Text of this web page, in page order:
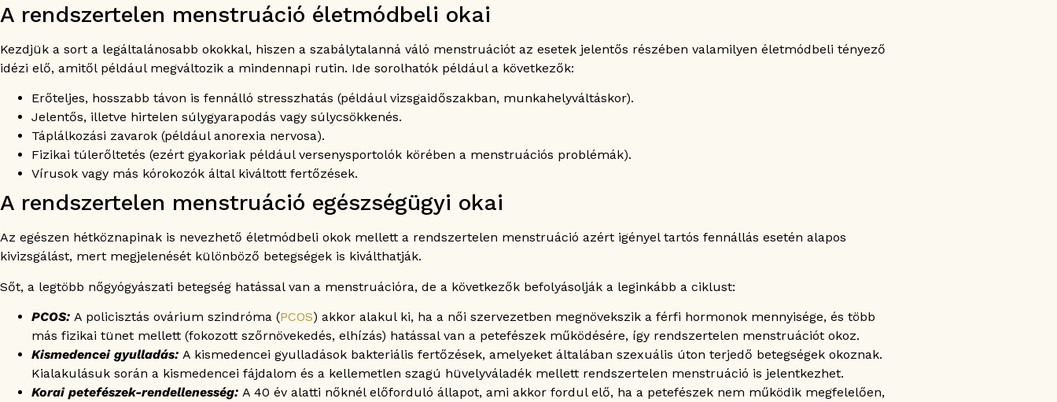
A rendszertelen menstruáció életmódbeli okai
Kezdjük a sort a legáltalánosabb okokkal, hiszen a szabálytalanná váló menstruációt az esetek jelentős részében valamilyen életmódbeli tényező
idézi elő, amitől például megváltozik a mindennapi rutin. Ide sorolhatók például a következők:
Erőteljes, hosszabb távon is fennálló stresszhatás (például vizsgaidőszakban, munkahelyváltáskor).
Jelentős, illetve hirtelen súlygyarapodás vagy súlycsökkenés.
Táplálkozási zavarok (például anorexia nervosa).
Fizikai túlerőltetés (ezért gyakoriak például versenysportolók körében a menstruációs problémák).
Vírusok vagy más kórokozók által kiváltott fertőzések.
A rendszertelen menstruáció egészségügyi okai
Az egészen hétköznapinak is nevezhető életmódbeli okok mellett a rendszertelen menstruáció azért igényel tartós fennállás esetén alapos
kivizsgálást, mert megjelenését különböző betegségek is kiválthatják.
Sőt, a legtöbb nőgyógyászati betegség hatással van a menstruációra, de a következők befolyásolják a leginkább a ciklust:
PCOS: A policisztás ovárium szindróma (PCOS) akkor alakul ki, ha a női szervezetben megnövekszik a férfi hormonok mennyisége, és több
más fizikai tünet mellett (fokozott szőrnövekedés, elhízás) hatással van a petefészek működésére, így rendszertelen menstruációt okoz.
Kismedencei gyulladás: A kismedencei gyulladások bakteriális fertőzések, amelyeket általában szexuális úton terjedő betegségek okoznak.
Kialakulásuk során a kismedencei fájdalom és a kellemetlen szagú hüvelyváladék mellett rendszertelen menstruáció is jelentkezhet.
Korai petefészek-rendellenesség: A 40 év alatti nőknél előforduló állapot, ami akkor fordul elő, ha a petefészek nem működik megfelelően,